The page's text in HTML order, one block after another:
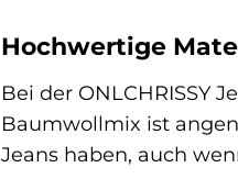
Hochwertige
Bei der ONLCHRISSY
Baumwollmix ist
Jeans haben, auch